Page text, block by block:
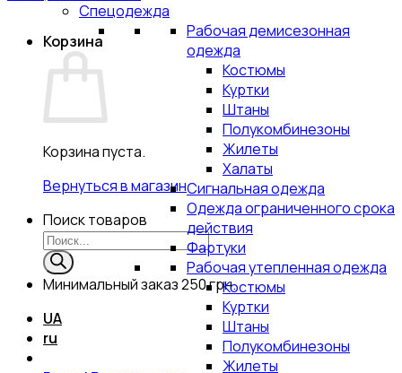
Корзина
Корзина пуста.
Вернуться в магазин
Поиск товаров
Минимальный заказ250 грн.
UA
ru
Спецодежда
Рабочая демисезонная
одежда
Костюмы
Куртки
Штаны
Полукомбинезоны
Жилеты
Халаты
Сигнальная одежда
Одежда ограниченного срока
действия
Фартуки
Рабочая утепленная одежда
Костюмы
Куртки
Штаны
Полукомбинезоны
Жилеты